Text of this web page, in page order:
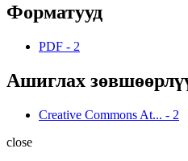
Форматууд
PDF - 2
Ашиглах
Creative Commons At... - 2
close